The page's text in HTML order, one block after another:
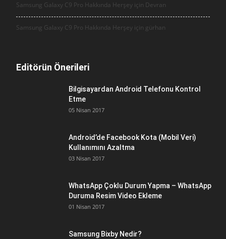
Samsung Galaxy C9 Pro Hakkında Herşey için Devran
Samsung Galaxy C9 Pro Hakkında Herşey için gürhan
Editörün Önerileri
Bilgisayardan Android Telefonu Kontrol
Etme
05 Nisan 2017
Android’de Facebook Kota (Mobil Veri)
Kullanımını Azaltma
03 Nisan 2017
WhatsApp Çoklu Durum Yapma – WhatsApp
Duruma Resim Video Ekleme
01 Nisan 2017
Samsung Bixby Nedir?